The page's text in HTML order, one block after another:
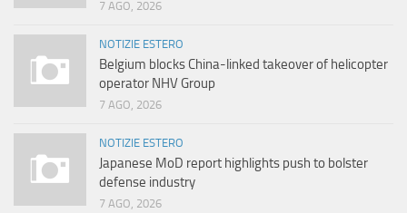
7 AGO, 2026
NOTIZIE ESTERO
Belgium blocks China-linked takeover of helicopter
operator NHV Group
7 AGO, 2026
NOTIZIE ESTERO
Japanese MoD report highlights push to bolster
defense industry
7 AGO, 2026